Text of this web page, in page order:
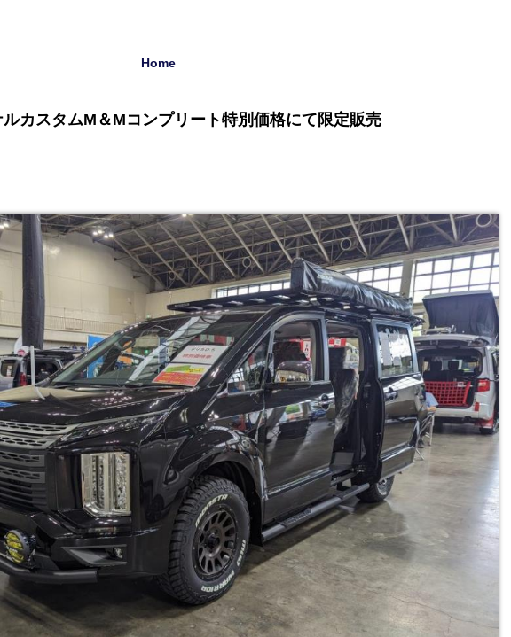
Home
カスタムM＆Mコンプリート特別価格にて限定販売